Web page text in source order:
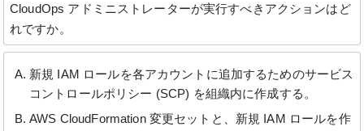
CloudOps アドミニストレーターが実行すべきアクションはど
れですか。
新規 IAM ロールを各アカウントに追加するためのサービス
コントロールポリシー (SCP) を組織内に作成する。
AWS CloudFormation 変更セットと、新規 IAM ロールを作